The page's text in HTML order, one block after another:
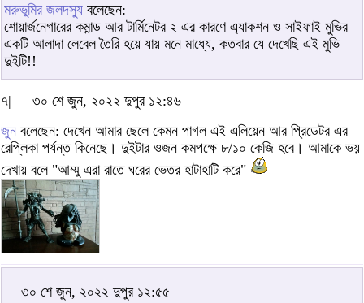
মরুভূমির জলদস্যু বলেছেন:
শোয়ার্জনেগারের কমান্ড আর টার্মিনেটর ২ এর কারণে এ্যাকশন ও সাইফাই মুভির
একটি আলাদা লেবেল তৈরি হয়ে যায় মনে মাধ্যে, কতবার যে দেখেছি এই মুভি
দুইটি!!
৭|
৩০ শে জুন, ২০২২ দুপুর ১২:৪৬
জুন বলেছেন: দেখেন আমার ছেলে কেমন পাগল এই এলিয়েন আর প্রিডেটর এর
রেপ্লিকা পর্যন্ত কিনেছে। দুইটার ওজন কমপক্ষে ৮/১০ কেজি হবে। আমাকে ভয়
দেখায় বলে "আম্মু এরা রাতে ঘরের ভেতর হাটাহাটি করে"
৩০ শে জুন, ২০২২ দুপুর ১২:৫৫